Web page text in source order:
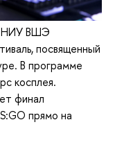
НИУ ВШЭ
посвященный
В программе
косплея.
финал
прямо на